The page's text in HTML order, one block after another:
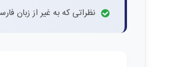
نظراتی که به غیر از زبان